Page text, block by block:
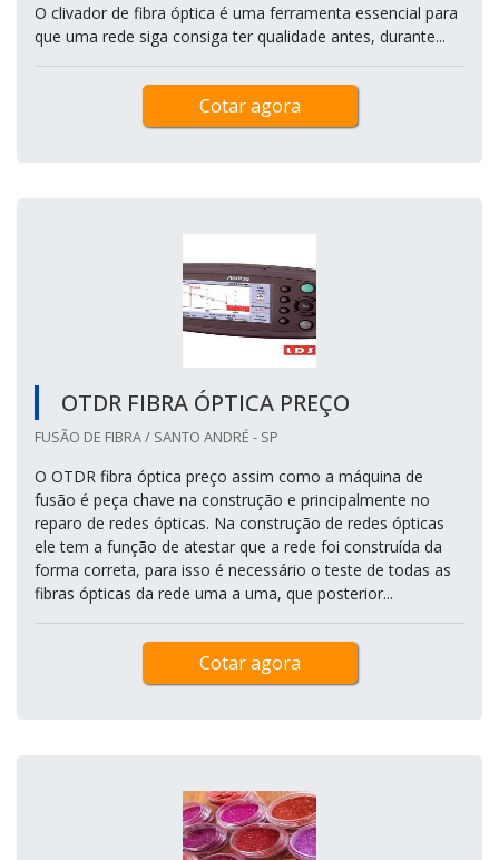
O clivador de fibra óptica é uma ferramenta essencial para
que uma rede siga consiga ter qualidade antes, durante...
Cotar agora
OTDR FIBRA ÓPTICA PREÇO
FUSÃO DE FIBRA / SANTO ANDRÉ - SP
O OTDR fibra óptica preço assim como a máquina de
fusão é peça chave na construção e principalmente no
reparo de redes ópticas. Na construção de redes ópticas
ele tem a função de atestar que a rede foi construída da
forma correta, para isso é necessário o teste de todas as
fibras ópticas da rede uma a uma, que posterior...
Cotar agora